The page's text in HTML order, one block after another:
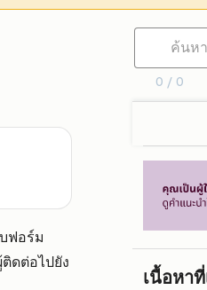
ฟอร์ม
ดต่อไปยัง
0 / 0
เนื้อหา